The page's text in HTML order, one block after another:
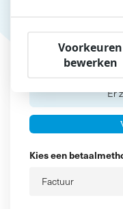
Cursisten
Voeg cursisten toe
Voornaam
Tussenvoegsel
Er
Kies een
Voorkeuren
bewerken